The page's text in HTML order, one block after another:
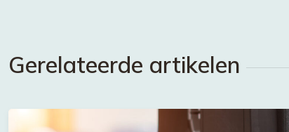
Gerelateerde artikelen